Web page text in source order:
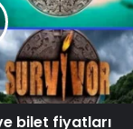
bilet fiyatları